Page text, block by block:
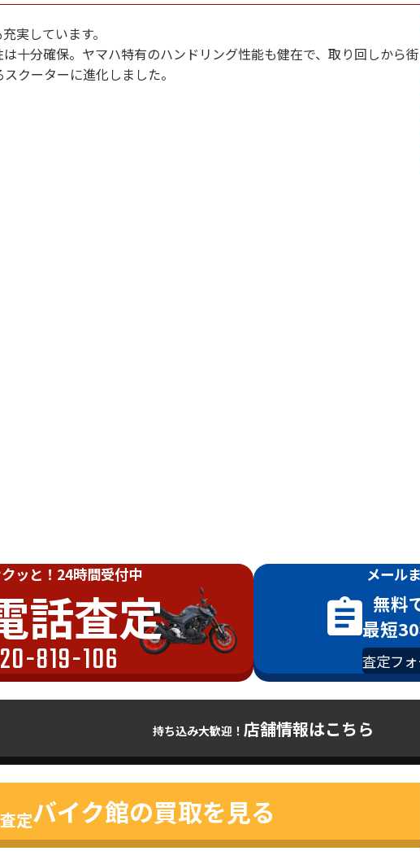
実しています。
十分確保。ヤマハ特有のハンドリング性能も健在で、取り回しから街
クーターに進化しました。
ッと！ 24時間受付中
話査定
819-106
メール
無料
最短
査定フ
持ち込み大歓迎！ 店舗情報はこちら
定バイク館の買取を見る